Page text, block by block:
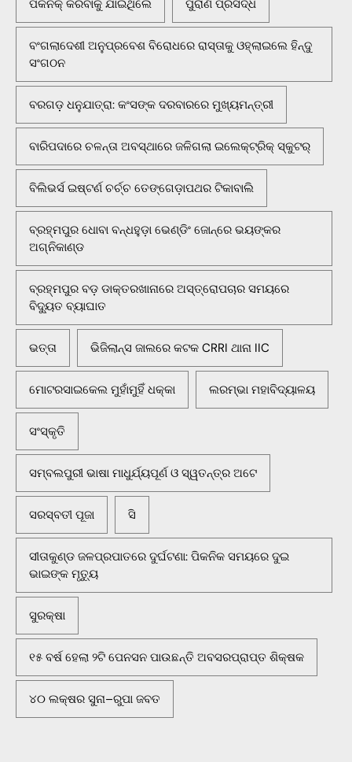
ପିକନିକ୍‌ କରିବାକୁ ଯାଇଥିଲେ ପୁରାଣ ପ୍ରସିଦ୍ଧ
ବଂଗଲାଦେଶୀ ଅନୁପ୍ରବେଶ ବିରୋଧରେ ରାସ୍ତାକୁ ଓହ୍ଲାଇଲେ ହିନ୍ଦୁ
ସଂଗଠନ
ବରଗଡ଼ ଧନୁଯାତ୍ରା: କଂସଙ୍କ ଦରବାରରେ ମୁଖ୍ୟମନ୍ତ୍ରୀ
ବାରିପଦାରେ ଚଳନ୍ତା ଅବସ୍ଥାରେ ଜଳିଗଲା ଇଲେକ୍ଟ୍ରିକ୍ ସ୍କୁଟର୍
ବିଲିଭର୍ସ ଇଷ୍ଟର୍ଣ ଚର୍ଚ୍ଚ ତେଙ୍ଗେଡ଼ାପଥର ଟିକାବାଲି
ବ୍ରହ୍ମପୁର ଧୋବା ବନ୍ଧହୁଡ଼ା ଭେଣ୍ଡିଂ ଜୋନ୍‌ରେ ଭୟଙ୍କର
ଅଗ୍ନିକାଣ୍ଡ
ବ୍ରହ୍ମପୁର ବଡ଼ ଡାକ୍ତରଖାନାରେ ଅସ୍ତ୍ରୋପଚାର ସମୟରେ
ବିଦ୍ୟୁତ ବ୍ୟାଘାତ
ଭତ୍ତା ଭିଜିଲାନ୍ସ ଜାଲରେ କଟକ CRRI ଥାନା IIC
ମୋଟରସାଇକେଲ ମୁହାଁମୁହିଁ ଧକ୍କା ଲରମ୍ଭା ମହାବିଦ୍ୟାଳୟ
ସଂସ୍କୃତି
ସମ୍ବଲପୁରୀ ଭାଷା ମାଧୁର୍ଯ୍ୟପୂର୍ଣ ଓ ସ୍ୱତନ୍ତ୍ର ଅଟେ
ସରସ୍ବତୀ ପୂଜା ସି
ସୀତାକୁଣ୍ଡ ଜଳପ୍ରପାତରେ ଦୁର୍ଘଟଣା: ପିକନିକ ସମୟରେ ଦୁଇ
ଭାଇଙ୍କ ମୃତ୍ୟୁ
ସୁରକ୍ଷା
୧୫ ବର୍ଷ ହେଲା ୨ଟି ପେନସନ ପାଉଛନ୍ତି ଅବସରପ୍ରାପ୍ତ ଶିକ୍ଷକ
୪୦ ଲକ୍ଷର ସୁନା–ରୁପା ଜବତ